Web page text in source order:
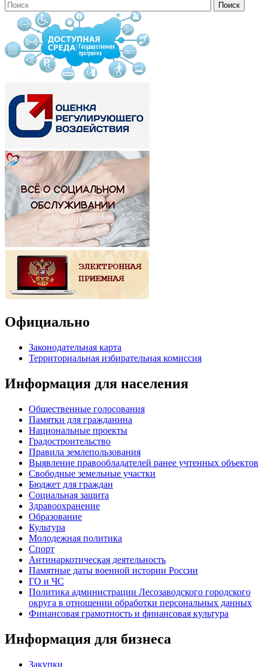
Официально
Законодательная карта
Территориальная избирательная комиссия
Информация для населения
Общественные голосования
Памятки для гражданина
Национальные проекты
Градостроительство
Правила землепользования
Выявление правообладателей ранее учтенных объектов
Свободные земельные участки
Бюджет для граждан
Социальная защита
Здравоохранение
Образование
Культура
Молодежная политика
Спорт
Антинаркотическая деятельность
Памятные даты военной истории России
ГО и ЧС
Политика администрации Лесозаводского городского
округа в отношении обработки персональных данных
Финансовая грамотность и финансовая культура
Информация для бизнеса
Закупки